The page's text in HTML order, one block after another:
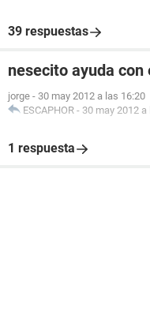
39 respuestas
nesecito ayuda
jorge - 30 may 2012 a las 16:20
ESCAPHOR - 30 may 2012 a
1 respuesta